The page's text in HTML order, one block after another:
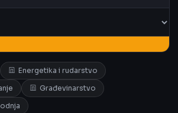
Energetika i rudarstvo
Građevinarstvo